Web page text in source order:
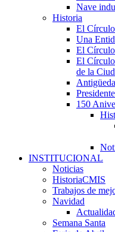
Nave
Historia
El
Una
El
El
de la
150
INSTITUCIONAL
Noticias
HistoriaCMIS
Trabajos de
Navidad
Semana Santa